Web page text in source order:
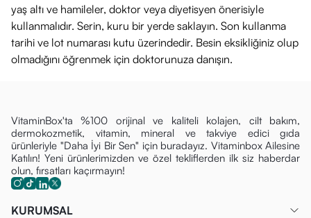
yaş altı ve hamileler, doktor veya diyetisyen önerisiyle
kullanmalıdır. Serin, kuru bir yerde saklayın. Son kullanma
tarihi ve lot numarası kutu üzerindedir. Besin eksikliğiniz olup
olmadığını öğrenmek için doktorunuza danışın.
VitaminBox'ta %100 orijinal ve kaliteli kolajen, cilt bakım,
dermokozmetik, vitamin, mineral ve takviye edici gıda
ürünleriyle "Daha İyi Bir Sen" için buradayız. Vitaminbox Ailesine
Katılın! Yeni ürünlerimizden ve özel tekliflerden ilk siz haberdar
olun, fırsatları kaçırmayın!
KURUMSAL